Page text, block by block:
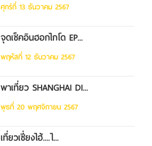
ศุกร์ที่ 13 ธันวาคม 2567
จุดเช็คอินฮอกไกโด EP...
พฤหัสที่ 12 ธันวาคม 2567
พาเที่ยว SHANGHAI DI...
พุธที่ 20 พฤศจิกายน 2567
เที่ยวเซี่ยงไฮ้....ไ...